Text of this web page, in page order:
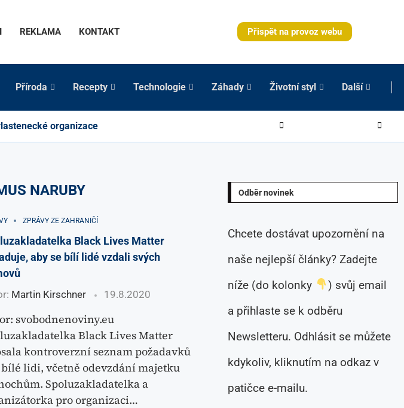
REKLAMA KONTAKT Přispět na provoz webu
Příroda Recepty Technologie Záhady Životní styl Další
organizace
NARUBY
ZPRÁVY ZE ZAHRANIČÍ
Black Lives Matter
aby se bílí lidé vzdali svých
Martin Kirschner 19.8.2020
svobodnenoviny.eu
Black Lives Matter
kontroverzní seznam požadavků
lidi, včetně odevzdání majetku
Spoluzakladatelka a
pro organizaci…
Odběr novinek
Chcete dostávat upozornění na
naše nejlepší články? Zadejte
níže (do kolonky
) svůj email
a přihlaste se k odběru
Newsletteru. Odhlásit se můžete
kdykoliv, kliknutím na odkaz v
patičce e-mailu.